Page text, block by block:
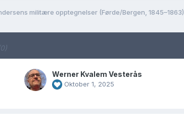
militære opptegnelser (Førde/Bergen, 1845–1863)
Werner Kvalem Vesterås
Oktober 1, 2025